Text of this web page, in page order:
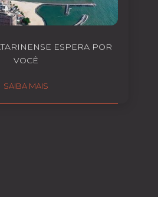
ESPERA POR
VOCÊ
SAIBA MAIS